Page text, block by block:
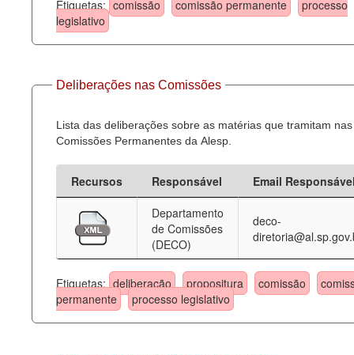
Etiquetas: comissão comissão permanente
processo
legislativo
Deliberações nas Comissões
Lista das deliberações sobre as matérias que tramitam nas
Comissões Permanentes da Alesp.
Recursos Responsável
Email
Departamento
de Comissões
(DECO)
deco-
Etiquetas: deliberação propositura comissão
permanente
processo legislativo